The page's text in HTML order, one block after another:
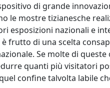
di grande
le mostre tizianesche
esposizioni nazionali e
frutto di una scelta
Se molte di
quanti più visitatori
confine talvolta labile